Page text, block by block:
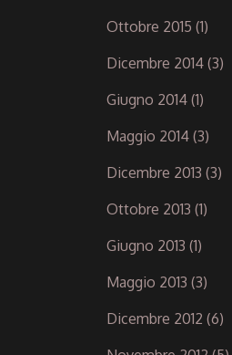
Ottobre 2015 (1)
Dicembre 2014 (3)
Giugno 2014 (1)
Maggio 2014 (3)
Dicembre 2013 (3)
Ottobre 2013 (1)
Giugno 2013 (1)
Maggio 2013 (3)
Dicembre 2012 (6)